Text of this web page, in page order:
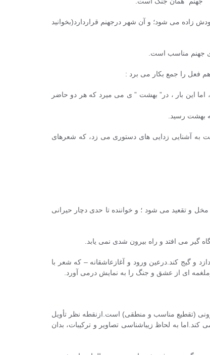
زاده می شود؛ و آن شهر درجهنم قراردارد(بخوانید
جهنم مناسب است.
هم فعل را جمع بکار می برد :
این بار ، در” بهشت ” ی می میرد که هر دو حاضر
بهشت رسید.
به آشنایی زدایی های دستوری می زد، که شعرهای
و تقعید می شود ؛ و خواننده تا حدی دچار حیرانی
گیر می افتد و راه بیرون شدی نمی یابد.
و گیج کند.درعین ورود و آغازعاشقانه – که شعر با
ای از عشق و جنگ را به نمایش درمی آورد.
(تقطیع مناسب و منطقی) است.ازنقطه نظر تأویل
به لحاظ زیباشناسی تصاویر و ترکیبات، بدان